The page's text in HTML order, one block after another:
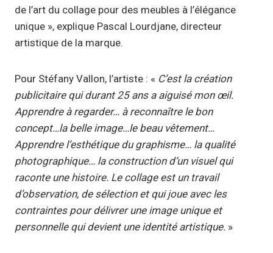
de l’art du collage pour des meubles à l’élégance
unique », explique Pascal Lourdjane, directeur
artistique de la marque.
Pour Stéfany Vallon, l’artiste : « C’est la création
publicitaire qui durant 25 ans a aiguisé mon œil.
Apprendre à regarder… à reconnaître le bon
concept…la belle image…le beau vêtement…
Apprendre l’esthétique du graphisme… la qualité
photographique… la construction d’un visuel qui
raconte une histoire. Le collage est un travail
d’observation, de sélection et qui joue avec les
contraintes pour délivrer une image unique et
personnelle qui devient une identité artistique. »